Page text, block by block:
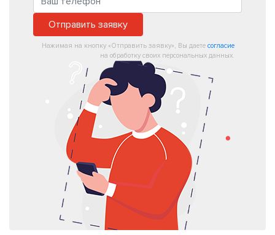
Отправить заявку
Нажимая на кнопку «Отправить заявку», Вы даете согласие
на обработку своих персональных данных.